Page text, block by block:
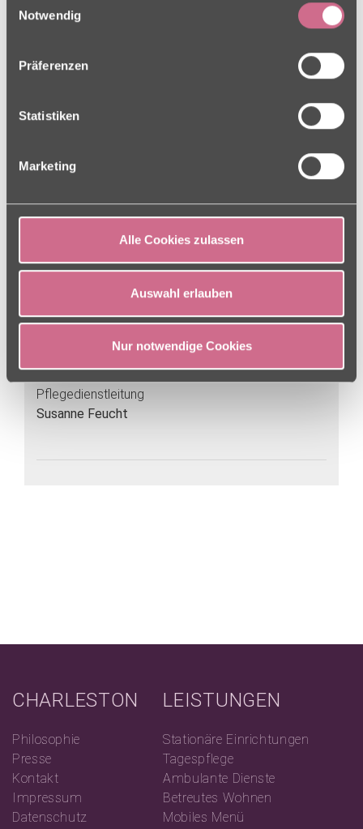
Verwendung als auch der Drittstaatenübermittlung zu.
Ihre Einwilligung können Sie jederzeit in den Cookie-
Einstellungen, in denen Sie auch weitere Details zu
unseren Cookies finden, widerrufen oder abstufen.
Datenschutz-Hinweisen.
Notwendig
Präferenzen
Statistiken
Marketing
Alle Cookies zulassen
Auswahl erlauben
Nur notwendige Cookies
Vogelsangstraße 23 - 27
07947 91310
Ansprechpartner
Einrichtungsleitung
Pflegedienstleitung
Susanne Feucht
CHARLESTON
Philosophie
Presse
Kontakt
Impressum
Datenschutz
LEISTUNGEN
Stationäre Einrichtungen
Tagespflege
Ambulante Dienste
Betreutes Wohnen
Mobiles Menü